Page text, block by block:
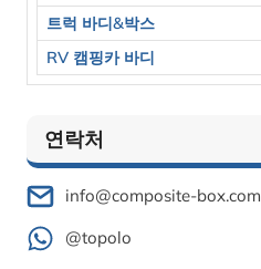
트럭 바디&박스
RV 캠핑카 바디
연락처
info@composite-box.com
@topolo